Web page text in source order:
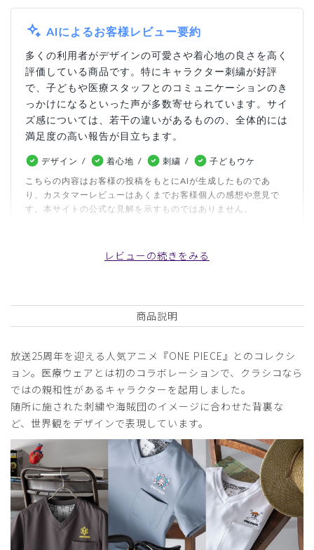
AIによるお客様レビュー要約
多くの利用者がデザインの可愛さや着心地の良さを高く
評価している商品です。特にキャラクター刺繍が好評
で、子どもや医療スタッフとのコミュニケーションのき
っかけになるといった声が多数寄せられています。サイ
ズ感については、若干の違いがあるものの、全体的には
満足度の高い報告が目立ちます。
デザイン 着心地 刺繍
子どもウケ
こちらの内容はお客様の投稿をもとにAIが生成したものであ
り、カスタマーレビューはあくまでお客様個人の感想や意見で
す。本サイトの公式な見解を示すものではありません。
評価順 いいね数順
購入確認済み
2026-06-26
サイズ感小さめ
大きめ
ストレッチ感
よく伸びる
伸びない
厚さとても薄い 厚い
ゆったり着れて良かったです。XSだと少しピッタリで、Sだ
と大きめでした。
特に、ズボンが。
商品：R59Scrub Canvas Club:ONE PIECEスクラブト
ップス(男女兼用)/トラファルガー・ロー/S
レビューの続きをみる
商品説明
放送25周年を迎える人気アニメ『ONE PIECE』とのコレクシ
ョン。医療ウェアとは初のコラボレーションで、クラシコなら
ではの親和性があるキャラクターを起用しました。
随所に施された刺繍や海賊団のイメージに合わせた背裏な
ど、世界観をデザインで表現しています。